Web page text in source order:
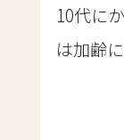
10代に
は加齢